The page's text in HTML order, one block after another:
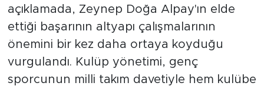
açıklamada, Zeynep Doğa Alpay'ın elde
ettiği başarının altyapı çalışmalarının
önemini bir kez daha ortaya koyduğu
vurgulandı. Kulüp yönetimi, genç
sporcunun milli takım davetiyle hem kulübe